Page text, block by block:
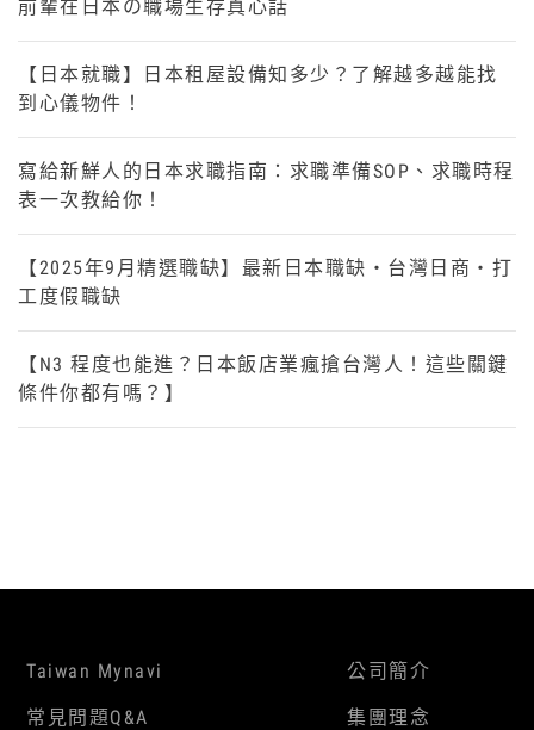
前輩在日本の職場生存真心話
【日本就職】日本租屋設備知多少？了解越多越能找
到心儀物件！
寫給新鮮人的日本求職指南：求職準備SOP、求職時程
表一次教給你！
【2025年9月精選職缺】最新日本職缺・台灣日商・打
工度假職缺
【N3 程度也能進？日本飯店業瘋搶台灣人！這些關鍵
條件你都有嗎？】
Taiwan Mynavi
常見問題Q&A
公司簡介
集團理念